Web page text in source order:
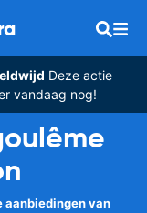
Deze actie
vandaag nog!
aanbiedingen van